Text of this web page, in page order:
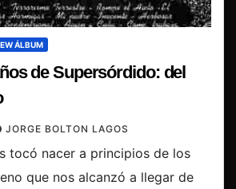
ÁLBUM
de Supersórdido: del
JORGE BOLTON LAGOS
tocó nacer a principios de los
que nos alcanzó a llegar de